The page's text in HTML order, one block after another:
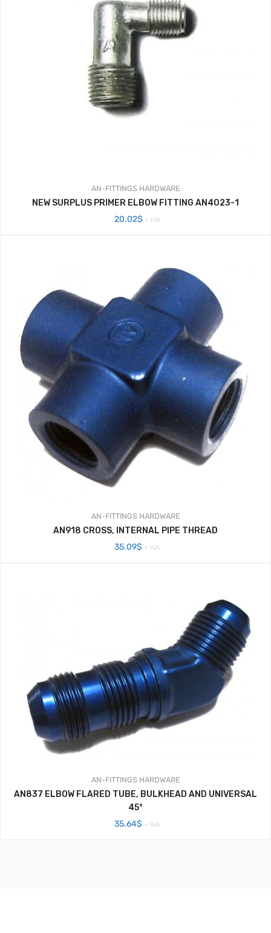
AN-FITTINGS HARDWARE
NEW SURPLUS PRIMER ELBOW FITTING AN4023-1
20.02$ + IVA
AN-FITTINGS HARDWARE
AN918 CROSS, INTERNAL PIPE THREAD
35.09$ + IVA
AN-FITTINGS HARDWARE
AN837 ELBOW FLARED TUBE, BULKHEAD AND UNIVERSAL
45°
35.64$ + IVA